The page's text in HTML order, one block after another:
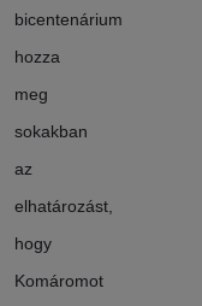
bicentenárium
hozza
meg
sokakban
az
elhatározást,
hogy
Komáromot